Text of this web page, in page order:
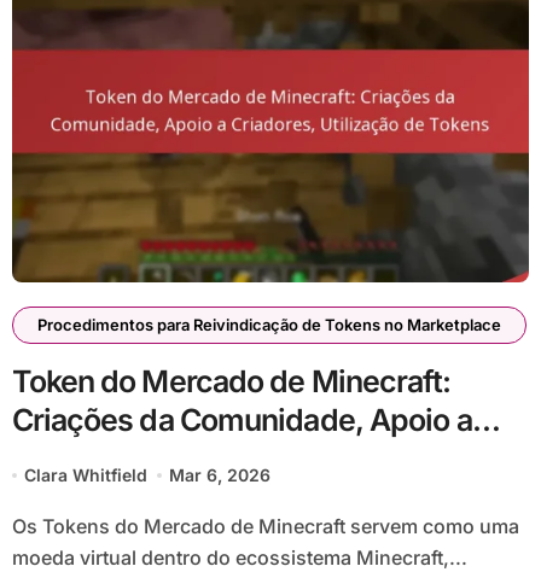
Procedimentos para Reivindicação de Tokens no Marketplace
Token do Mercado de Minecraft:
Criações da Comunidade, Apoio a
Criadores, Utilização de Tokens
Clara Whitfield Mar 6, 2026
Os Tokens do Mercado de Minecraft servem como uma
moeda virtual dentro do ecossistema Minecraft,...